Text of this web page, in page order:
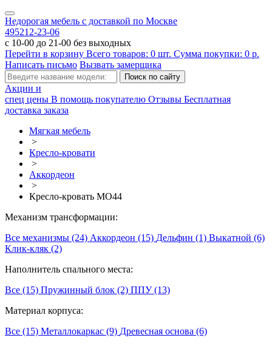
Недорогая мебель с доставкой по Москве
495212-23-06
с 10-00 до 21-00 без выходных
Перейти в корзину Всего товаров: 0 шт. Сумма покупки: 0 р.
Написать письмо Вызвать замерщика
Акции и
спец цены В помощь покупателю Отзывы Бесплатная
доставка заказа
Мягкая мебель
>
Кресло-кровати
>
Аккордеон
>
Кресло-кровать МО44
Механизм трансформации:
Все механизмы (24) Аккордеон (15) Дельфин (1) Выкатной (6)
Клик-кляк (2)
Наполнитель спального места:
Все (15) Пружинный блок (2) ППУ (13)
Материал корпуса:
Все (15) Металлокаркас (9) Древесная основа (6)